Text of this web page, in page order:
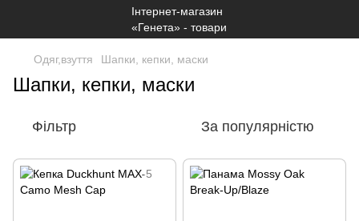
Одяг,взуття Шапки, кепки, маски
Шапки, кепки, маски
Фільтр За популярністю